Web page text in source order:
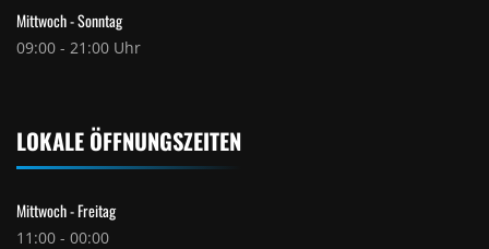
Mittwoch - Sonntag
09:00 - 21:00 Uhr
LOKALE ÖFFNUNGSZEITEN
Mittwoch - Freitag
11:00 - 00:00